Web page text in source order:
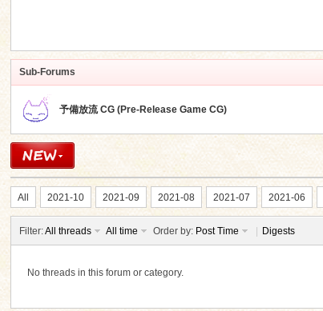
Sub-Forums
予備放流 CG (Pre-Release Game CG)
All 2021-10 2021-09 2021-08 2021-07 2021-06
Filter:All threads All time Order by: Post Time Digests
No threads in this forum or category.